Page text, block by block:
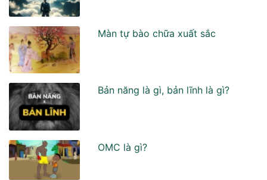
Màn tự bào chữa xuất sắc
Bản năng là gì, bản lĩnh là gì?
OMC là gì?